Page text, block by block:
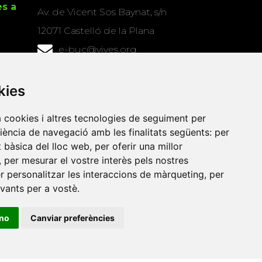
i altres tecnologies de seguiment per
de navegació amb les finalitats següents: per
del lloc web, per oferir una millor
, per mesurar el vostre interès pels nostres
personalitzar les interaccions de màrqueting, per
per a vostè.
Canviar preferències
a
Av. de Vicent Sos Baynat, s/n
12071 Castelló de la Plana
e-buc@vives.org
de